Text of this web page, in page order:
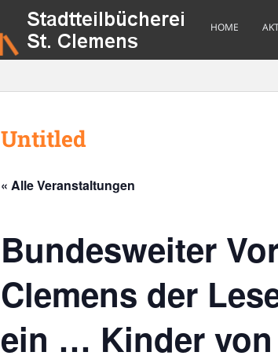
HOME
Untitled
« Alle Veranstaltungen
Bundesweiter
Clemens der
ein … Kinder von